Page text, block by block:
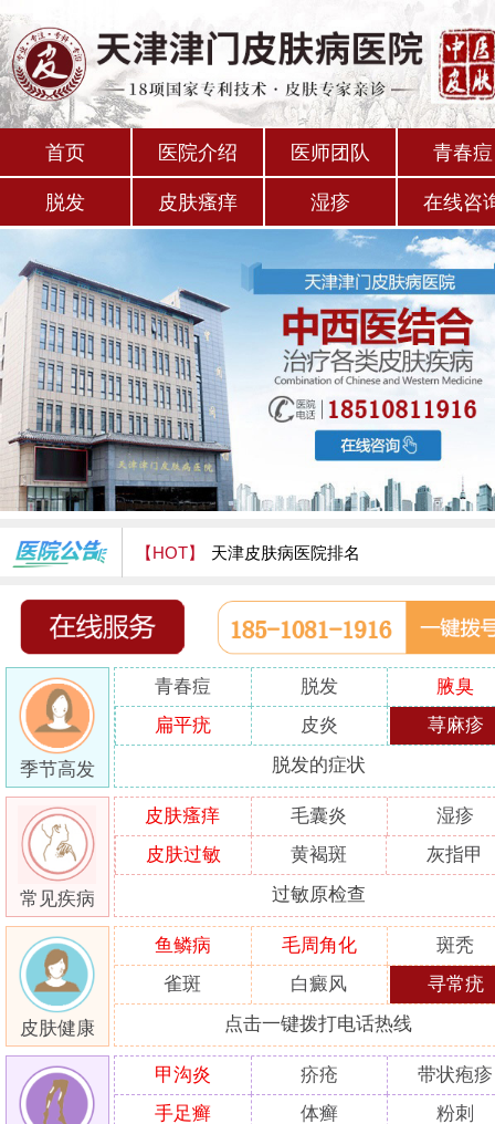
首页 医院介绍 医师团队 青春痘
脱发 皮肤瘙痒 湿疹 在线咨
【HOT】 天津皮肤病医院排名
天津津门皮肤病医院怎么样
季节高发
青春痘 脱发
腋臭
扁平疣
皮炎 荨麻疹
脱发的症状
常见疾病
皮肤瘙痒 毛囊炎
湿疹
皮肤过敏
黄褐斑 灰指甲
过敏原检查
皮肤健康
鱼鳞病 毛周角化
斑秃
雀斑
白癜风 寻常疣
点击一键拨打电话热线
甲沟炎 疥疮
带状疱疹
手足癣
体癣 粉刺